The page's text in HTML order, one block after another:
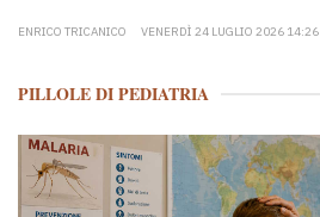
ENRICO TRICANICO VENERDÌ 24 LUGLIO 2026 14:26
PILLOLE DI PEDIATRIA